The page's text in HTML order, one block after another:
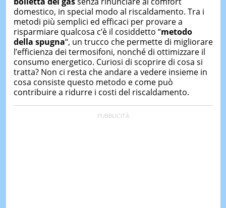
Biblioteca del Sannio".
domestico, in special modo al riscaldamento. Tra i
metodi più semplici ed efficaci per provare a
risparmiare qualcosa c’è il cosiddetto “metodo
della spugna“, un trucco che permette di migliorare
l’efficienza dei termosifoni, nonché di ottimizzare il
consumo energetico. Curiosi di scoprire di cosa si
tratta? Non ci resta che andare a vedere insieme in
cosa consiste questo metodo e come può
contribuire a ridurre i costi del riscaldamento.